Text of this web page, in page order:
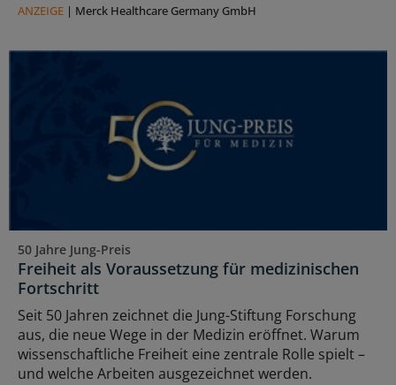
ANZEIGE | Merck Healthcare Germany GmbH
50 Jahre Jung-Preis
Freiheit als Voraussetzung für medizinischen
Fortschritt
Seit 50 Jahren zeichnet die Jung-Stiftung Forschung
aus, die neue Wege in der Medizin eröffnet. Warum
wissenschaftliche Freiheit eine zentrale Rolle spielt –
und welche Arbeiten ausgezeichnet werden.